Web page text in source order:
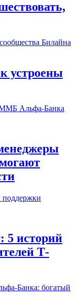
устроены
5 историй
Т-